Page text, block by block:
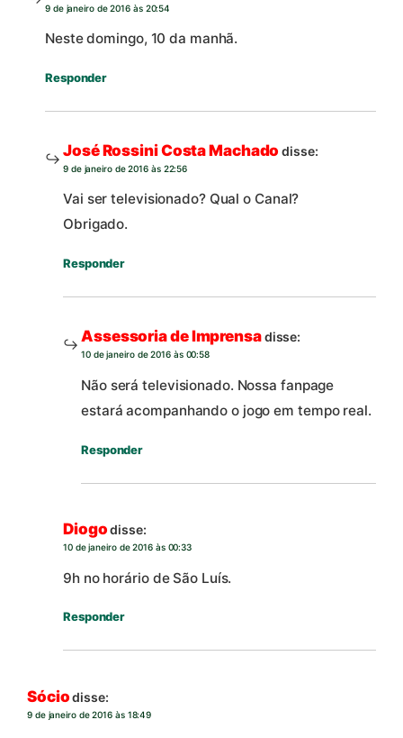
9 de janeiro de 2016 às 20:54
Neste domingo, 10 da manhã.
Responder
José Rossini Costa Machado disse:
9 de janeiro de 2016 às 22:56
Vai ser televisionado? Qual o Canal?
Obrigado.
Responder
Assessoria de Imprensadisse:
10 de janeiro de 2016 às 00:58
Não será televisionado. Nossa fanpage
estará acompanhando o jogo em tempo real.
Responder
Diogo disse:
10 de janeiro de 2016 às 00:33
9h no horário de São Luís.
Responder
Sócio disse:
9 de janeiro de 2016 às 18:49